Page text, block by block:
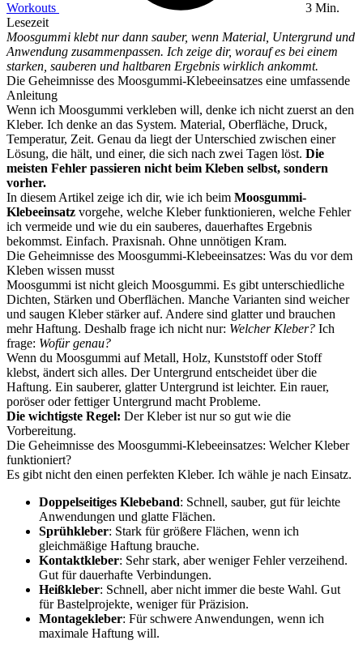
Workouts
3 Min.
Lesezeit
Moosgummi klebt nur dann sauber, wenn Material, Untergrund und
Anwendung zusammenpassen. Ich zeige dir, worauf es bei einem
starken, sauberen und haltbaren Ergebnis wirklich ankommt.
Die Geheimnisse des Moosgummi-Klebeeinsatzes eine umfassende
Anleitung
Wenn ich Moosgummi verkleben will, denke ich nicht zuerst an den
Kleber. Ich denke an das System. Material, Oberfläche, Druck,
Temperatur, Zeit. Genau da liegt der Unterschied zwischen einer
Lösung, die hält, und einer, die sich nach zwei Tagen löst. Die
meisten Fehler passieren nicht beim Kleben selbst, sondern
vorher.
In diesem Artikel zeige ich dir, wie ich beim Moosgummi-
Klebeeinsatz vorgehe, welche Kleber funktionieren, welche Fehler
ich vermeide und wie du ein sauberes, dauerhaftes Ergebnis
bekommst. Einfach. Praxisnah. Ohne unnötigen Kram.
Die Geheimnisse des Moosgummi-Klebeeinsatzes: Was du vor dem
Kleben wissen musst
Moosgummi ist nicht gleich Moosgummi. Es gibt unterschiedliche
Dichten, Stärken und Oberflächen. Manche Varianten sind weicher
und saugen Kleber stärker auf. Andere sind glatter und brauchen
mehr Haftung. Deshalb frage ich nicht nur: Welcher Kleber? Ich
frage: Wofür genau?
Wenn du Moosgummi auf Metall, Holz, Kunststoff oder Stoff
klebst, ändert sich alles. Der Untergrund entscheidet über die
Haftung. Ein sauberer, glatter Untergrund ist leichter. Ein rauer,
poröser oder fettiger Untergrund macht Probleme.
Die wichtigste Regel: Der Kleber ist nur so gut wie die
Vorbereitung.
Die Geheimnisse des Moosgummi-Klebeeinsatzes: Welcher Kleber
funktioniert?
Es gibt nicht den einen perfekten Kleber. Ich wähle je nach Einsatz.
Doppelseitiges Klebeband: Schnell, sauber, gut für leichte
Anwendungen und glatte Flächen.
Sprühkleber: Stark für größere Flächen, wenn ich
gleichmäßige Haftung brauche.
Kontaktkleber: Sehr stark, aber weniger Fehler verzeihend.
Gut für dauerhafte Verbindungen.
Heißkleber: Schnell, aber nicht immer die beste Wahl. Gut
für Bastelprojekte, weniger für Präzision.
Montagekleber: Für schwere Anwendungen, wenn ich
maximale Haftung will.